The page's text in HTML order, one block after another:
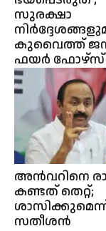
സുരക്ഷാ
കുവൈത്ത്
ഫയർ ഫോഴ്‌സ്
അൻവറിനെ
കണ്ടത് തെറ്റ്;
സതീശൻ